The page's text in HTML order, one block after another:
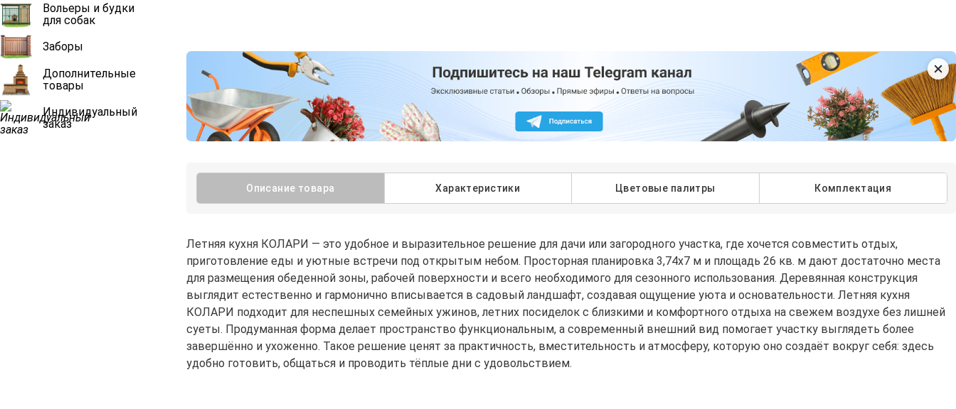
Вольеры и будки
для собак
Заборы
Дополнительные
товары
Индивидуальный
заказ
Описание товара Характеристики Цветовые палитры Комплектация
Летняя кухня КОЛАРИ — это удобное и выразительное решение для дачи или загородного участка, где хочется совместить отдых,
приготовление еды и уютные встречи под открытым небом. Просторная планировка 3,74х7 м и площадь 26 кв. м дают достаточно места
для размещения обеденной зоны, рабочей поверхности и всего необходимого для сезонного использования. Деревянная конструкция
выглядит естественно и гармонично вписывается в садовый ландшафт, создавая ощущение уюта и основательности. Летняя кухня
КОЛАРИ подходит для неспешных семейных ужинов, летних посиделок с близкими и комфортного отдыха на свежем воздухе без лишней
суеты. Продуманная форма делает пространство функциональным, а современный внешний вид помогает участку выглядеть более
завершённо и ухоженно. Такое решение ценят за практичность, вместительность и атмосферу, которую оно создаёт вокруг себя: здесь
удобно готовить, общаться и проводить тёплые дни с удовольствием.